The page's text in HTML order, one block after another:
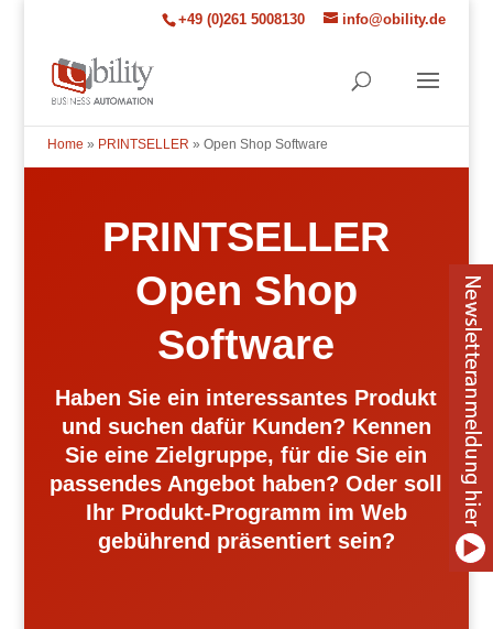
+49 (0)261 5008130 info@obility.de
Home » PRINTSELLER » Open Shop Software
PRINTSELLER
Open Shop
Software
Haben Sie ein interessantes Produkt
und suchen dafür Kunden? Kennen
Sie eine Zielgruppe, für die Sie ein
passendes Angebot haben? Oder soll
Ihr Produkt-Programm im Web
gebührend präsentiert sein?